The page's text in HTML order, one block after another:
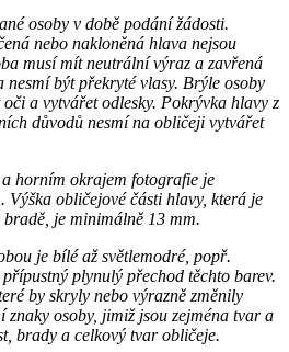
osoby v době podání žádosti.
nebo nakloněná hlava nejsou
musí mít neutrální výraz a zavřená
nesmí být překryté vlasy. Brýle osoby
a vytvářet odlesky. Pokrývka hlavy z
důvodů nesmí na obličeji vytvářet
horním okrajem fotografie je
Výška obličejové části hlavy, která je
je minimálně 13 mm.
je bílé až světlemodré, popř.
plynulý přechod těchto barev.
by skryly nebo výrazně změnily
osoby, jimiž jsou zejména tvar a
brady a celkový tvar obličeje.